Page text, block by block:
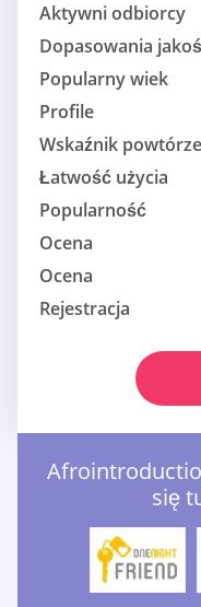
Aktywni odbiorcy
Dopasowania
Popularny wiek
Profile
Wskaźnik
Łatwość użycia
Popularność
Ocena
Ocena
Rejestracja
się